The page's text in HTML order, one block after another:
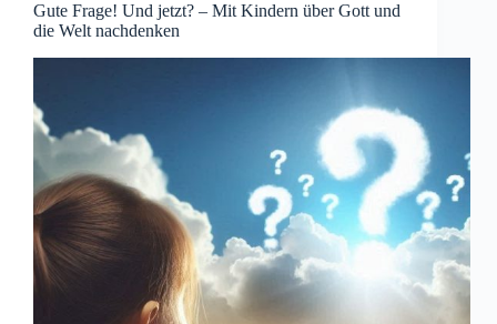
Gute Frage! Und jetzt? – Mit Kindern über Gott und
die Welt nachdenken